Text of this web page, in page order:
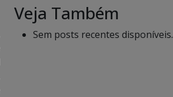
Veja Também
Sem posts recentes disponíveis.